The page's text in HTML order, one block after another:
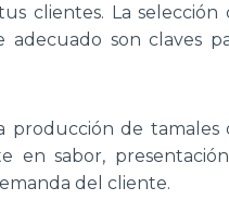
clientes. La selección
son claves
producción de tamales
en sabor,
del cliente.